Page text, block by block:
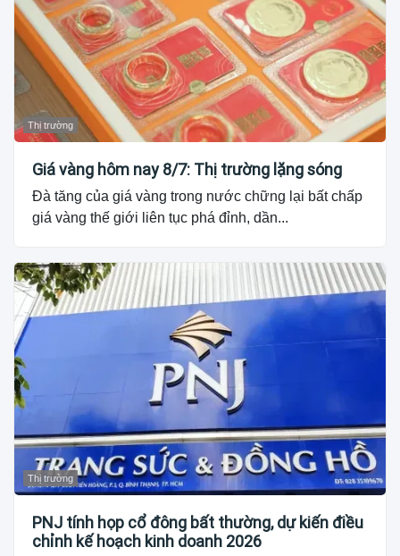
Thị trường
Giá vàng hôm nay 8/7: Thị trường lặng sóng
Đà tăng của giá vàng trong nước chững lại bất chấp
giá vàng thế giới liên tục phá đỉnh, dần...
Thị trường
PNJ tính họp cổ đông bất thường, dự kiến điều
chỉnh kế hoạch kinh doanh 2026